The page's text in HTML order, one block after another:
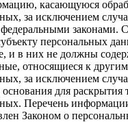
касающуюся
за исключением
законами.
персональных
и в них не должны
относящиеся к
за исключением
для раскрытия
Перечень
Законом о